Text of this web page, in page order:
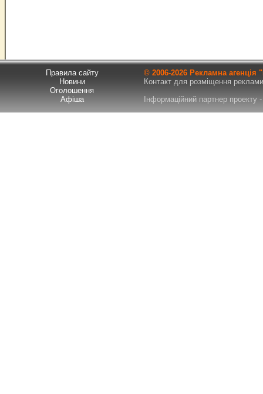
Правила сайту
Новини
Оголошення
Афіша
© 2006-2026 Рекламна
Контакт для розміщення
Інформаційний партнер проекту